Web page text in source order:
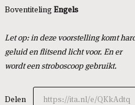
BoventitelingEngels
Let op: in deze voorstelling komt
geluid en flitsend licht voor. En er
wordt een stroboscoop gebruikt.
Delen https://ita.nl/e/QKkAdtq